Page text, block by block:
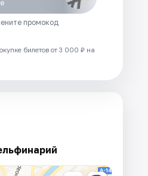
промокод
билетов от 3 000 ₽ на